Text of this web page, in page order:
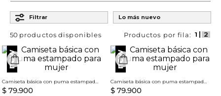
Filtrar
Lo más nuevo
50 productos
Camiseta básica con puma estampado para mujer
$ 79.900
Camiseta básica con puma estampado para mujer
$ 79.900